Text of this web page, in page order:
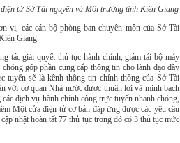
tử Sở Tài nguyên và Môi trường tỉnh Kiên Giang
vị, các cán bộ phòng ban chuyên môn của Sở Tài
Giang.
tác giải quyết thủ tục hành chính, giảm tải bộ máy
góp phần cung cấp thông tin cho lãnh đạo đầy
sẽ là kênh thông tin chính thống của Sở Tài
với cơ quan Nhà nước được thuận lợi và minh bạch
dịch vụ hành chính công trực tuyến nhanh chóng,
Một cửa điện tử cơ bản đáp ứng được các yêu cầu
nhật hoàn tất 77 thủ tục trong đó có 3 thủ tục mức